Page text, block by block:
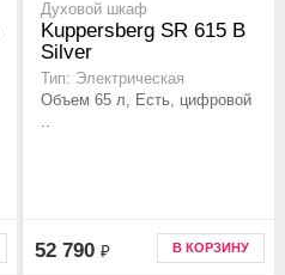
Духовой шкаф
Kuppersberg SR 615 B
Silver
Тип: Электрическая
Объем 65 л, Есть, цифровой
..
52 790 ₽ В КОРЗИНУ